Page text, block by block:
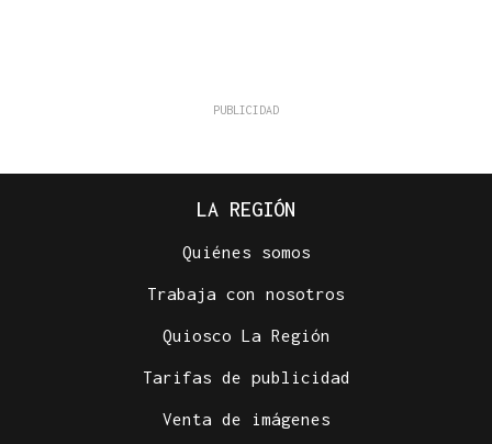
LA REGIÓN
Quiénes somos
Trabaja con nosotros
Quiosco La Región
Tarifas de publicidad
Venta de imágenes